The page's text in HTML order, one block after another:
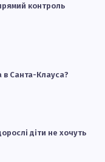
контроль
в Санта-Клауса?
діти не хочуть